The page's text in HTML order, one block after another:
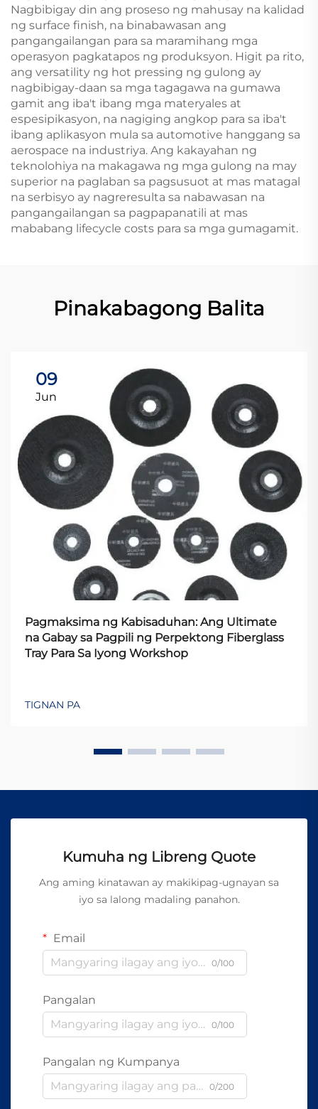
Nagbibigay din ang proseso ng mahusay na kalidad
ng surface finish, na binabawasan ang
pangangailangan para sa maramihang mga
operasyon pagkatapos ng produksyon. Higit pa rito,
ang versatility ng hot pressing ng gulong ay
nagbibigay-daan sa mga tagagawa na gumawa
gamit ang iba't ibang mga materyales at
espesipikasyon, na nagiging angkop para sa iba't
ibang aplikasyon mula sa automotive hanggang sa
aerospace na industriya. Ang kakayahan ng
teknolohiya na makagawa ng mga gulong na may
superior na paglaban sa pagsusuot at mas matagal
na serbisyo ay nagreresulta sa nabawasan na
pangangailangan sa pagpapanatili at mas
mababang lifecycle costs para sa mga gumagamit.
Pinakabagong Balita
09
Jun
Pagmaksima ng Kabisaduhan: Ang Ultimate
na Gabay sa Pagpili ng Perpektong Fiberglass
Tray Para Sa Iyong Workshop
TIGNAN PA
Kumuha ng Libreng Quote
Ang aming kinatawan ay makikipag-ugnayan sa
iyo sa lalong madaling panahon.
Email
0/100
Pangalan
0/100
Pangalan ng Kumpanya
0/200